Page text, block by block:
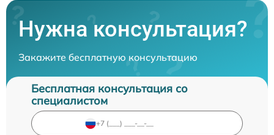
Нужна консультация?
Закажите бесплатную консультацию
Бесплатная консультация со
специалистом